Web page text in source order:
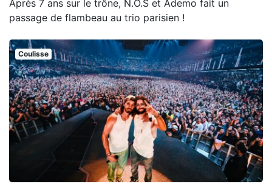
Après 7 ans sur le trône, N.O.S et Ademo fait un
passage de flambeau au trio parisien !
Coulisse